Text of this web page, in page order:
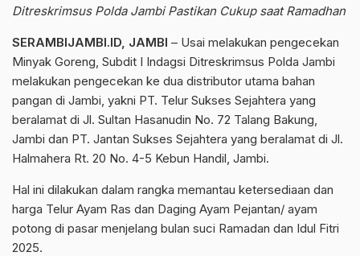
Ditreskrimsus Polda Jambi Pastikan Cukup saat Ramadhan
SERAMBIJAMBI.ID, JAMBI – Usai melakukan pengecekan
Minyak Goreng, Subdit I Indagsi Ditreskrimsus Polda Jambi
melakukan pengecekan ke dua distributor utama bahan
pangan di Jambi, yakni PT. Telur Sukses Sejahtera yang
beralamat di Jl. Sultan Hasanudin No. 72 Talang Bakung,
Jambi dan PT. Jantan Sukses Sejahtera yang beralamat di Jl.
Halmahera Rt. 20 No. 4-5 Kebun Handil, Jambi.
Hal ini dilakukan dalam rangka memantau ketersediaan dan
harga Telur Ayam Ras dan Daging Ayam Pejantan/ ayam
potong di pasar menjelang bulan suci Ramadan dan Idul Fitri
2025.